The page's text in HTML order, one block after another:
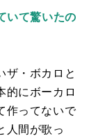
いて驚いたの
ザ・ボカロと
的にボーカロ
作ってないで
人間が歌っ